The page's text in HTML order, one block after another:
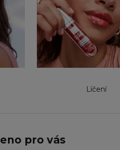
Líčení
pro vás